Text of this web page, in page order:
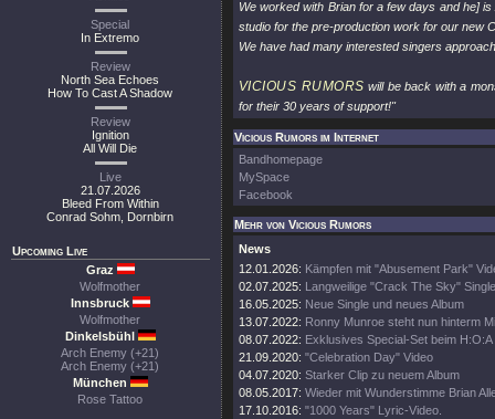
Special
In Extremo
Review
North Sea Echoes
How To Cast A Shadow
Review
Ignition
All Will Die
Live
21.07.2026
Bleed From Within
Conrad Sohm, Dornbirn
Upcoming Live
Graz
Wolfmother
Innsbruck
Wolfmother
Dinkelsbühl
Arch Enemy (+21)
Arch Enemy (+21)
München
Rose Tattoo
We worked with Brian for a few days and he]
studio for the pre-production work for our new
We have had many interested singers
VICIOUS RUMORS will be back with a
for their 30 years of support!"
Vicious Rumors im Internet
Bandhomepage
MySpace
Facebook
Mehr von Vicious Rumors
News
12.01.2026: Kämpfen mit "Abusement Park"
02.07.2025: Langweilige "Crack The Sky"
16.05.2025: Neue Single und neues Album
13.07.2022: Ronny Munroe steht nun hinterm
08.07.2022: Exklusives Special-Set beim H:O:A
21.09.2020: "Celebration Day" Video
04.07.2020: Starker Clip zu neuem Album
08.05.2017: Wieder mit Wunderstimme Brian
17.10.2016: "1000 Years" Lyric-Video.